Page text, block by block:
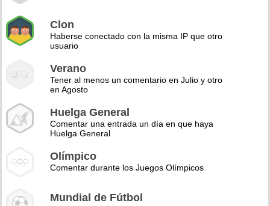
Clon
Haberse conectado con la misma IP que otro
usuario
Verano
Tener al menos un comentario en Julio y otro
en Agosto
Huelga General
Comentar una entrada un día en que haya
Huelga General
Olímpico
Comentar durante los Juegos Olímpicos
Mundial de Fútbol